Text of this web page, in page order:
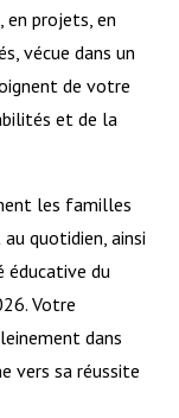
en projets, en
vécue dans un
de votre
et de la
les familles
quotidien, ainsi
éducative du
Votre
dans
vers sa réussite